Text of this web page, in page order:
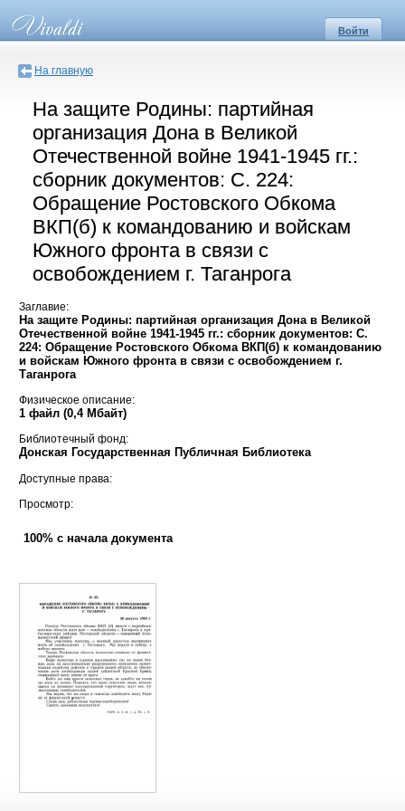
Войти
На главную
На защите Родины: партийная
организация Дона в Великой
Отечественной войне 1941-1945 гг.:
сборник документов: С. 224:
Обращение Ростовского Обкома
ВКП(б) к командованию и войскам
Южного фронта в связи с
освобождением г. Таганрога
Заглавие:
На защите Родины: партийная организация Дона в Великой
Отечественной войне 1941-1945 гг.: сборник документов: С.
224: Обращение Ростовского Обкома ВКП(б) к командованию
и войскам Южного фронта в связи с освобождением г.
Таганрога
Физическое описание:
1 файл (0,4 Мбайт)
Библиотечный фонд:
Донская Государственная Публичная Библиотека
Доступные права:
Просмотр:
100% с начала документа